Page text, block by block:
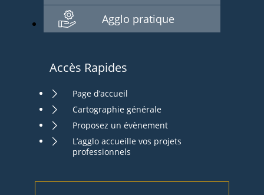
Agglo pratique
Accès Rapides
Page d’accueil
Cartographie générale
Proposez un évènement
L’agglo accueille vos projets
professionnels